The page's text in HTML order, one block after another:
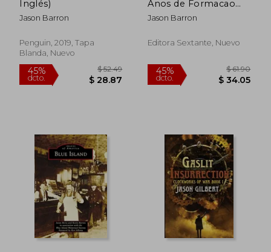
Inglés)
Jason Barron
Penguin, 2019, Tapa
Blanda, Nuevo
45%
dcto. $ 28.87
Anos de Formacao
em Negocios
Resumidos em
Brilhantes (em
Jason Barron
Editora Sextante, Nuevo
45%
dcto.